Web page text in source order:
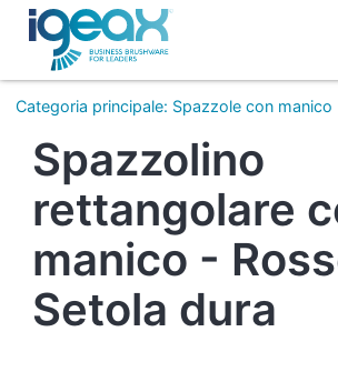
IT
EN
Categoria principale: Spazzole con manico
Spazzolino
rettangolare
manico -
Setola dura